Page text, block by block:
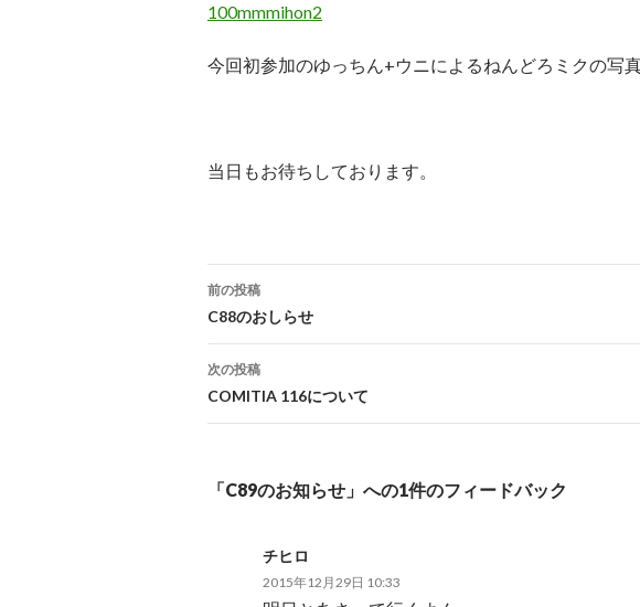
100mmmihon2
今回初参加のゆっちん+ウニによるねんどろミクの写真
当日もお待ちしております。
投
稿
ナ
ビ
ゲ
ー
前の投稿
C88のおしらせ
次の投稿
COMITIA 116について
「C89のお知らせ」への1件のフィードバック
チヒロ
2015年12月29日 10:33